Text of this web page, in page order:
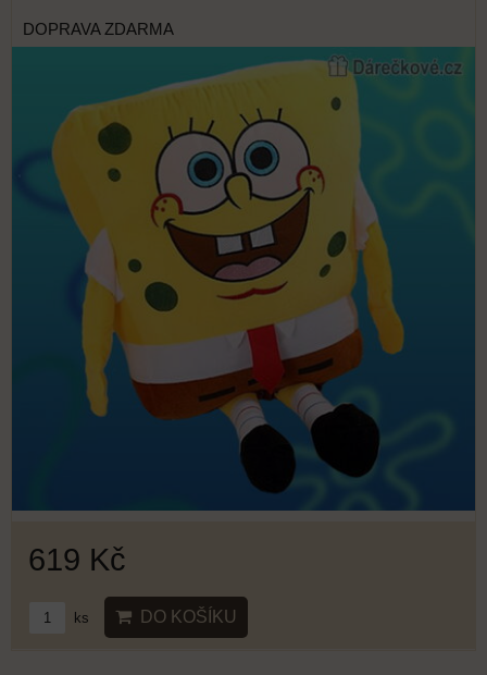
DOPRAVA ZDARMA
619 Kč
ks DO KOŠÍKU